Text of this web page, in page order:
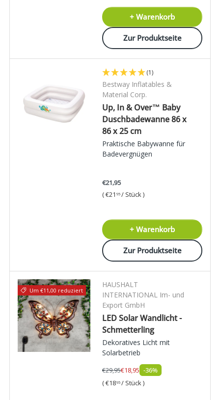
+ Warenkorb
Zur Produktseite
(1)
Bestway Inflatables &
Material Corp.
Up, In & Over™ Baby
Duschbadewanne 86 x
86 x 25 cm
Praktische Babywanne für
Badevergnügen
€21,95
Grundpreis
€21 95 / Stück
+ Warenkorb
Zur Produktseite
Um €11,00 reduziert
HAUSHALT
INTERNATIONAL Im- und
Export GmbH
LED Solar Wandlicht -
Schmetterling
Dekoratives Licht mit
Solarbetrieb
€29,95€18,95 -36%
Grundpreis
€1895 / Stück